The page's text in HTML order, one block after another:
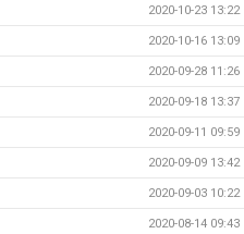
2020-10-23 13:22
2020-10-16 13:09
2020-09-28 11:26
2020-09-18 13:37
2020-09-11 09:59
2020-09-09 13:42
2020-09-03 10:22
2020-08-14 09:43